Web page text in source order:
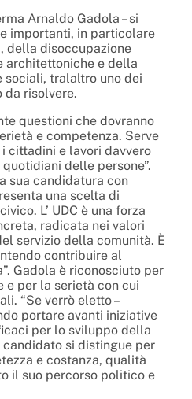
Arnaldo Gadola – si
importanti, in particolare
della disoccupazione
architettoniche e della
tralaltro uno dei
da risolvere.
questioni che dovranno
e competenza. Serve
cittadini e lavori davvero
delle persone”.
sua candidatura con
una scelta di
L’ UDC è una forza
radicata nei valori
servizio della comunità. È
contribuire al
Gadola è riconosciuto per
e per la serietà con cui
“Se verrò eletto –
portare avanti iniziative
per lo sviluppo della
candidato si distingue per
e costanza, qualità
il suo percorso politico e